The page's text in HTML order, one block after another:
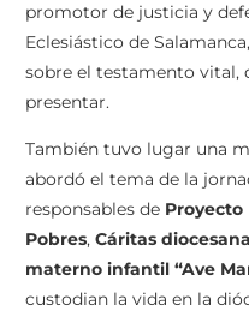
promotor de justicia y
Eclesiástico de
sobre el testamento vital,
presentar.
También tuvo lugar una
abordó el tema de la
responsables de
Pobres, Cáritas
materno infantil “Ave
custodian la vida en la